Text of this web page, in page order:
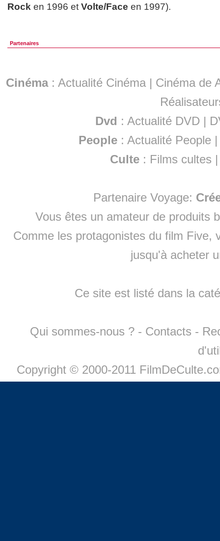
Rock en 1996 et Volte/Face en 1997).
Partenaires
Cinéma: Actualité Cinéma | Cinéma de
Dvd : Actualité DVD |
People :Actualité People
Culte : Films cultes
Partenaire Voyage:
Vous êtes un amateur de produits
Comme les protagonistes du film Five,
jusqu'à acheter
Ce site est listé dans la
Qui sommes-nous ? - Contacts -
Copyright © 2000-2011